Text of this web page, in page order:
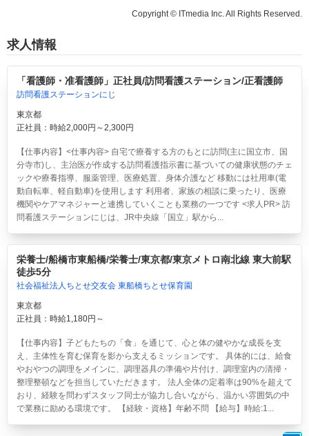
Copyright © ITmedia Inc. All Rights Reserved.
求人情報
「看護師・准看護師」正社員/訪問看護ステーション/正看護師
訪問看護ステーションにじ
東京都
正社員：時給2,000円～2,300円
【仕事内容】<仕事内容> 自宅で療養する方のもとに訪問(主に国立市、国
分寺市)し、主治医が作成する訪問看護指示書に基づいての健康状態のチェ
ックや療養指導、服薬管理、医療処置、身体介護など 移動には社用車(電
動自転車、軽自動車)を使用します 利用者、家族の相談に乗ったり、医療
機関やケアマネジャーと連携していくことも業務の一つです <求人PR> 訪
問看護ステーションにじは、JR中央線「国立」駅から...
栄養士/船橋市東船橋/栄養士/東京都/東京メトロ南北線 東大前駅
徒歩5分
社会福祉法人ちとせ交友会 東船橋ちとせ保育園
東京都
正社員：時給1,180円～
【仕事内容】子どもたちの「食」を通じて、心と体の健やかな成長を支
え、主体性を育む保育を影から支えるミッションです。 具体的には、給食
やおやつの調理をメインに、調理器具の準備や片付け、調理室内の清掃・
整理整頓などを担当していただきます。 法人全体の定着率は90%を超えて
おり、経験を問わずスタッフ同士が協力し合いながら、温かい雰囲気の中
で業務に励める環境です。 【経験・資格】年齢不問 【給与】時給:1...